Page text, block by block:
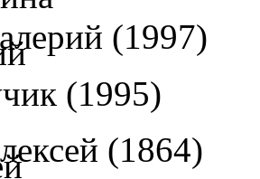
(1997)
(1995)
(1864)